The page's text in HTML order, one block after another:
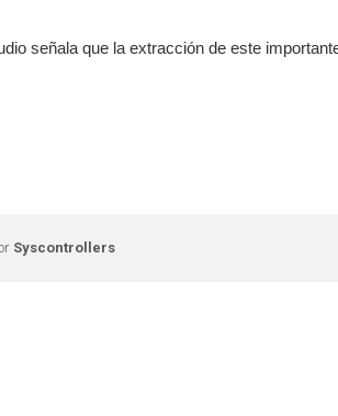
señala que la extracción de este
Syscontrollers